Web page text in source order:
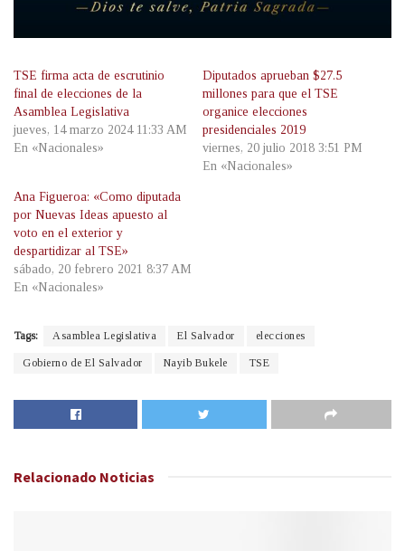
TSE firma acta de escrutinio
final de elecciones de la
Asamblea Legislativa
jueves, 14 marzo 2024 11:33 AM
En «Nacionales»
Diputados aprueban $27.5
millones para que el TSE
organice elecciones
presidenciales 2019
viernes, 20 julio 2018 3:51 PM
En «Nacionales»
Ana Figueroa: «Como diputada
por Nuevas Ideas apuesto al
voto en el exterior y
despartidizar al TSE»
sábado, 20 febrero 2021 8:37 AM
En «Nacionales»
Tags: Asamblea Legislativa El Salvador elecciones
Gobierno de El Salvador Nayib Bukele TSE
Relacionado Noticias